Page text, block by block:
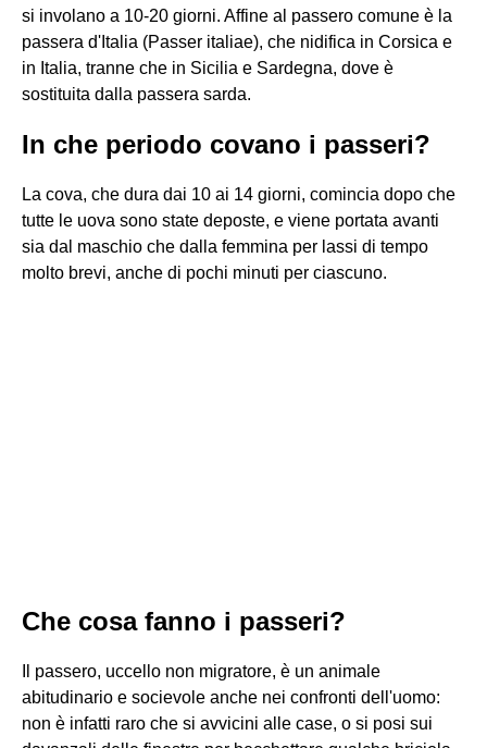
si involano a 10-20 giorni. Affine al passero comune è la
passera d'Italia (Passer italiae), che nidifica in Corsica e
in Italia, tranne che in Sicilia e Sardegna, dove è
sostituita dalla passera sarda.
In che periodo covano i passeri?
La cova, che dura dai 10 ai 14 giorni, comincia dopo che
tutte le uova sono state deposte, e viene portata avanti
sia dal maschio che dalla femmina per lassi di tempo
molto brevi, anche di pochi minuti per ciascuno.
Che cosa fanno i passeri?
Il passero, uccello non migratore, è un animale
abitudinario e socievole anche nei confronti dell'uomo:
non è infatti raro che si avvicini alle case, o si posi sui